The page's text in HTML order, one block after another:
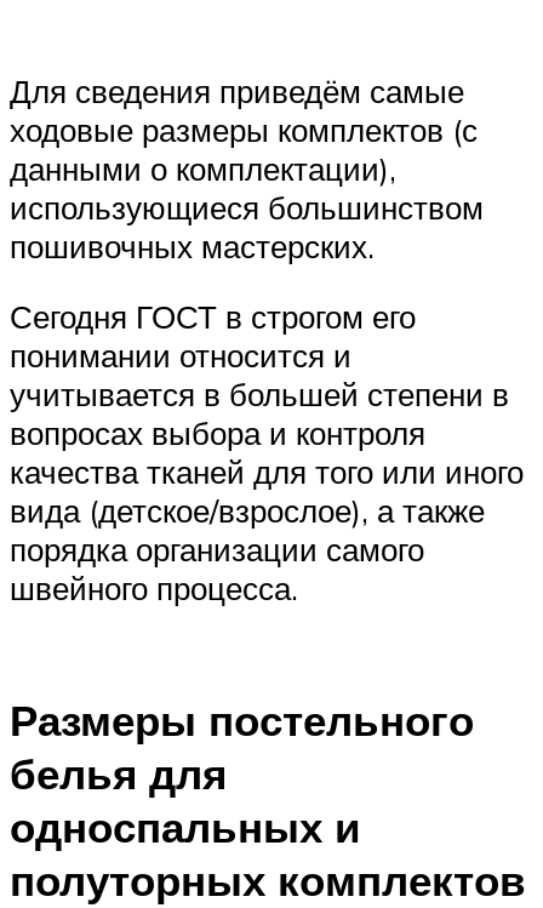
Для сведения приведём самые
ходовые размеры комплектов (с
данными о комплектации),
использующиеся большинством
пошивочных мастерских.
Сегодня ГОСТ в строгом его
понимании относится и
учитывается в большей степени в
вопросах выбора и контроля
качества тканей для того или иного
вида (детское/взрослое), а также
порядка организации самого
швейного процесса.
Размеры постельного
белья для
односпальных и
полуторных комплектов